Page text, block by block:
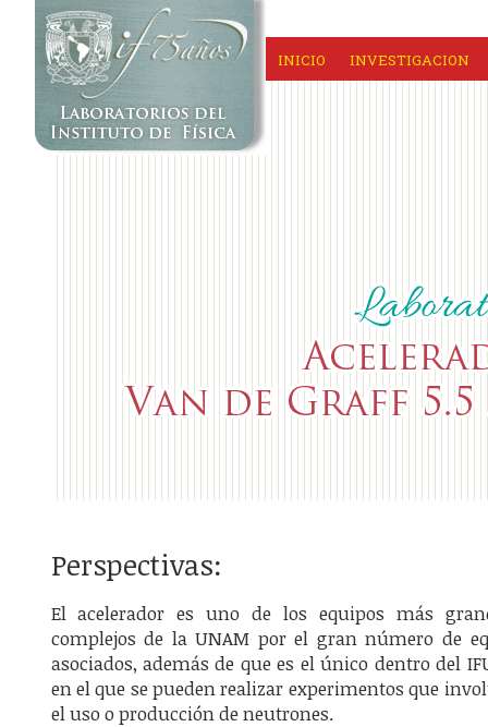
INICIO INVESTIGACION
Perspectivas:
El acelerador es uno de los equipos más
complejos de la UNAM por el gran número de
asociados, además de que es el único dentro del
en el que se pueden realizar experimentos que
el uso o producción de neutrones.